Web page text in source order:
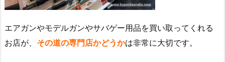
エアガンやモデルガンやサバゲー用品を買い取ってくれる
お店が、 その道の専門店かどうかは非常に大切です。